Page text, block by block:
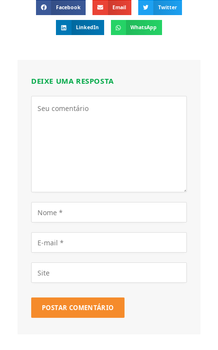
Facebook Email Twitter
LinkedIn WhatsApp
DEIXE UMA RESPOSTA